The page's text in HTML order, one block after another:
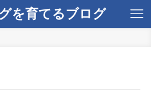
を育てるブログ